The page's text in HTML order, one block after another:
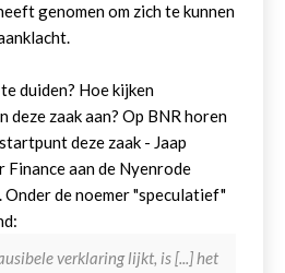
genomen om zich te kunnen
duiden? Hoe kijken
zaak aan? Op BNR horen
deze zaak - Jaap
aan de Nyenrode
de noemer "speculatief"
verklaring lijkt, is [...] het